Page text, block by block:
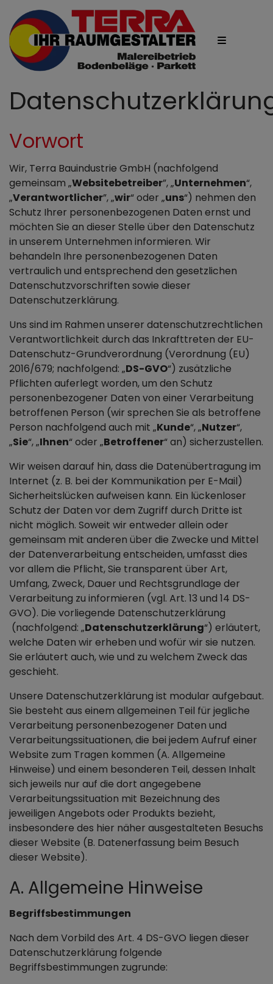
Vorwort
Wir, Terra Bauindustrie GmbH (nachfolgend
gemeinsam „Websitebetreiber”, „Unternehmen“,
„Verantwortlicher”, „wir“ oder „uns“) nehmen den
Schutz Ihrer personenbezogenen Daten ernst und
möchten Sie an dieser Stelle über den Datenschutz
in unserem Unternehmen informieren. Wir
behandeln Ihre personenbezogenen Daten
vertraulich und entsprechend den gesetzlichen
Datenschutzvorschriften sowie dieser
Datenschutzerklärung.
Uns sind im Rahmen unserer datenschutzrechtlichen
Verantwortlichkeit durch das Inkrafttreten der EU-
Datenschutz-Grundverordnung (Verordnung (EU)
2016/679; nachfolgend: „DS-GVO“) zusätzliche
Pflichten auferlegt worden, um den Schutz
personenbezogener Daten von einer Verarbeitung
betroffenen Person (wir sprechen Sie als betroffene
Person nachfolgend auch mit „Kunde“, „Nutzer“,
„Sie“, „Ihnen“ oder „Betroffener“ an) sicherzustellen.
Wir weisen darauf hin, dass die Datenübertragung im
Internet (z. B. bei der Kommunikation per E-Mail)
Sicherheitslücken aufweisen kann. Ein lückenloser
Schutz der Daten vor dem Zugriff durch Dritte ist
nicht möglich. Soweit wir entweder allein oder
gemeinsam mit anderen über die Zwecke und Mittel
der Datenverarbeitung entscheiden, umfasst dies
vor allem die Pflicht, Sie transparent über Art,
Umfang, Zweck, Dauer und Rechtsgrundlage der
Verarbeitung zu informieren (vgl. Art. 13 und 14 DS-
GVO). Die vorliegende Datenschutzerklärung
(nachfolgend: „Datenschutzerklärung“) erläutert,
welche Daten wir erheben und wofür wir sie nutzen.
Sie erläutert auch, wie und zu welchem Zweck das
geschieht.
Unsere Datenschutzerklärung ist modular aufgebaut.
Sie besteht aus einem allgemeinen Teil für jegliche
Verarbeitung personenbezogener Daten und
Verarbeitungssituationen, die bei jedem Aufruf einer
Website zum Tragen kommen (A. Allgemeine
Hinweise) und einem besonderen Teil, dessen Inhalt
sich jeweils nur auf die dort angegebene
Verarbeitungssituation mit Bezeichnung des
jeweiligen Angebots oder Produkts bezieht,
insbesondere des hier näher ausgestalteten Besuchs
dieser Website (B. Datenerfassung beim Besuch
dieser Website).
A. Allgemeine Hinweise
Begriffsbestimmungen
Nach dem Vorbild des Art. 4 DS-GVO liegen dieser
Datenschutzerklärung folgende
Begriffsbestimmungen zugrunde: